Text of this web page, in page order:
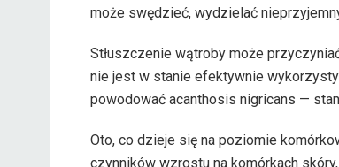
może swędzieć, wydzielać
Stłuszczenie wątroby może
nie jest w stanie efektywnie
powodować acanthosis nigricans —
Oto, co dzieje się na poziomie
czynników wzrostu na komórkach